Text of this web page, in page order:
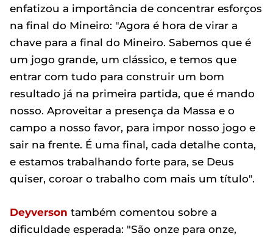
enfatizou a importância de concentrar esforços
na final do Mineiro: "Agora é hora de virar a
chave para a final do Mineiro. Sabemos que é
um jogo grande, um clássico, e temos que
entrar com tudo para construir um bom
resultado já na primeira partida, que é mando
nosso. Aproveitar a presença da Massa e o
campo a nosso favor, para impor nosso jogo e
sair na frente. É uma final, cada detalhe conta,
e estamos trabalhando forte para, se Deus
quiser, coroar o trabalho com mais um título".
Deyverson também comentou sobre a
dificuldade esperada: "São onze para onze,